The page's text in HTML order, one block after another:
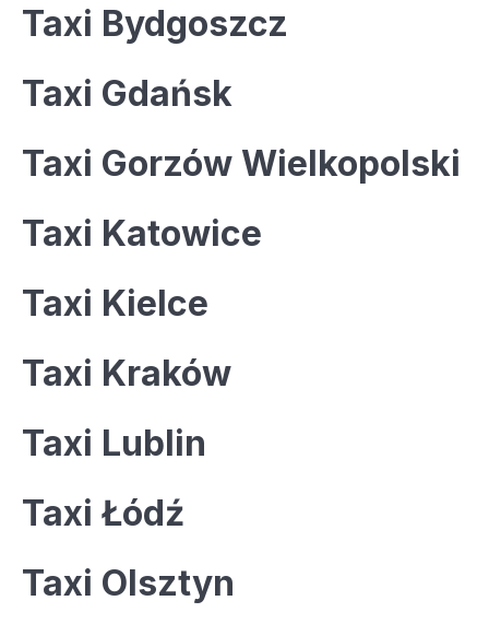
Taxi Bydgoszcz
Taxi Gdańsk
Taxi Gorzów Wielkopolski
Taxi Katowice
Taxi Kielce
Taxi Kraków
Taxi Lublin
Taxi Łódź
Taxi Olsztyn